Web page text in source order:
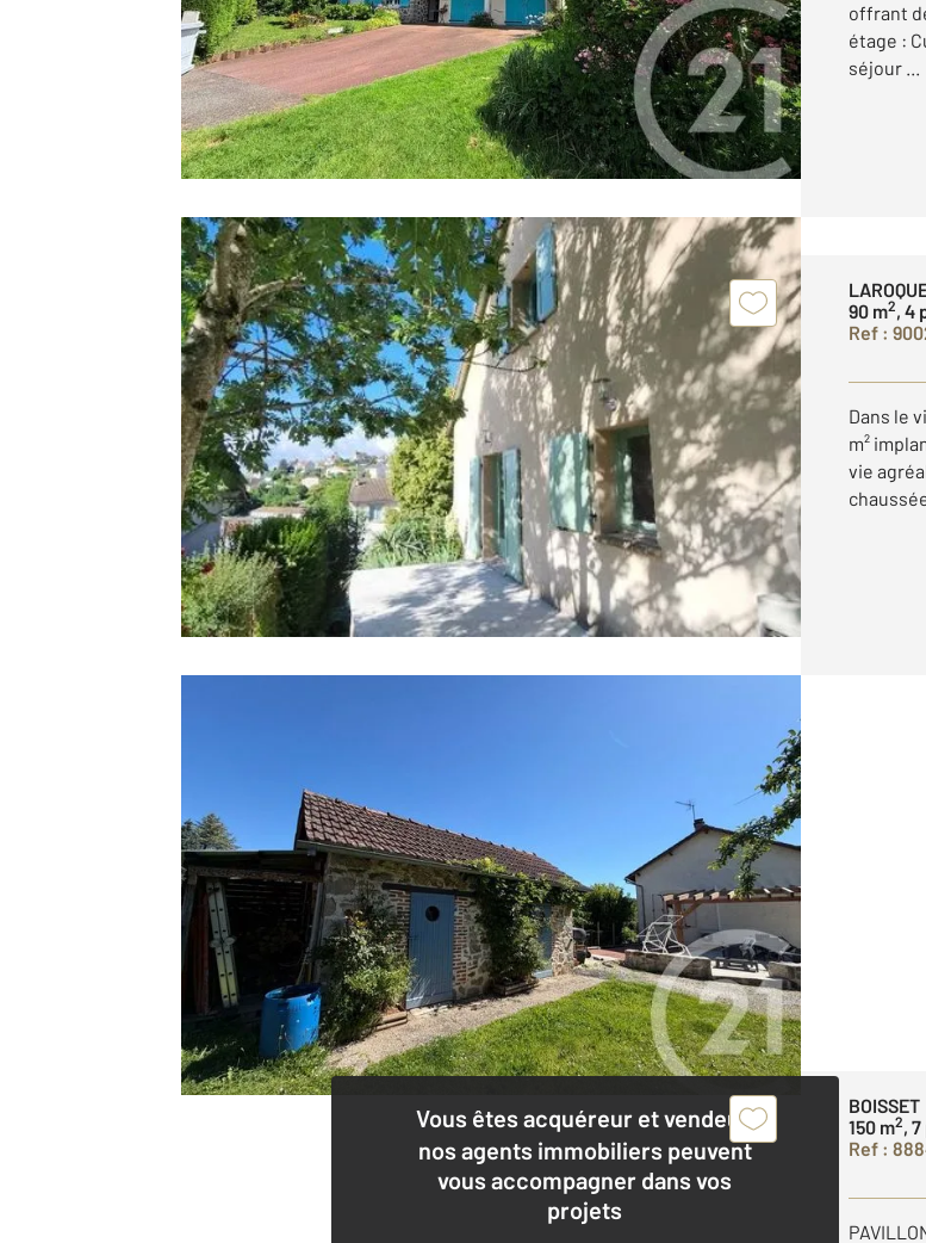
offrant
étage :
séjour ...
90 m2, 4
Ref :
Dans le
m²
vie
Vous êtes acquéreur et vendeur,
nos agents immobiliers peuvent
vous accompagner dans vos
projets
BOISSET
150 m2,
Ref :